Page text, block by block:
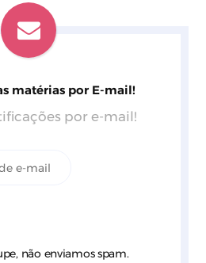
matérias por E-mail!
por e-mail!
não enviamos spam.